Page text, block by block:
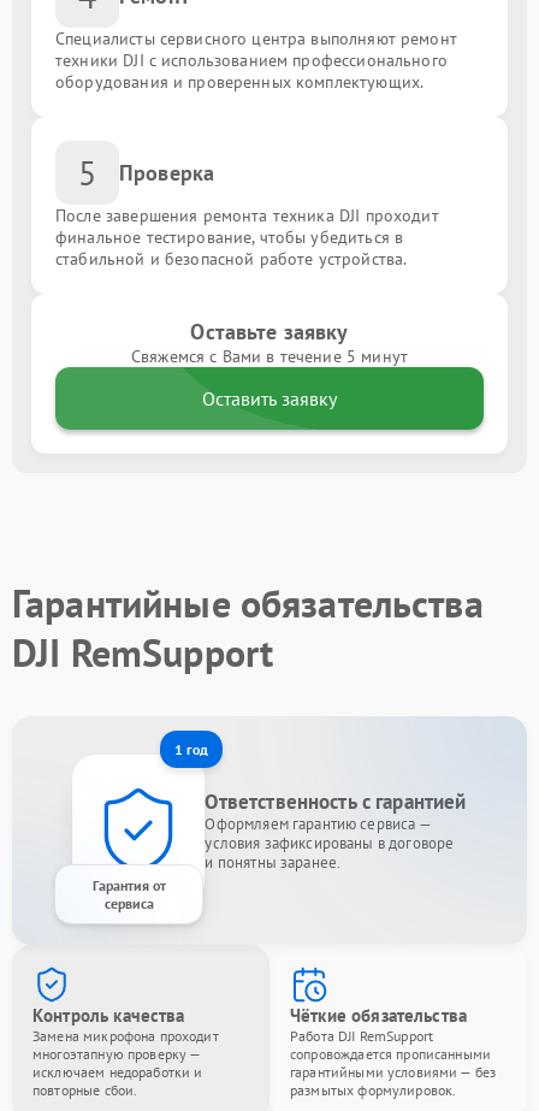
Специалисты сервисного центра выполняют ремонт
техники DJI с использованием профессионального
оборудования и проверенных комплектующих.
5 Проверка
После завершения ремонта техника DJI проходит
финальное тестирование, чтобы убедиться в
стабильной и безопасной работе устройства.
Оставьте заявку
Свяжемся с Вами в течение 5 минут
Оставить заявку
Гарантийные обязательства
DJI RemSupport
1 год
Гарантия от
сервиса
Ответственность с гарантией
Оформляем гарантию сервиса —
условия зафиксированы в договоре
и понятны заранее.
Контроль качества
Замена микрофона проходит
многоэтапную проверку —
исключаем недоработки и
повторные сбои.
Чёткие обязательства
Работа DJI RemSupport
сопровождается прописанными
гарантийными условиями — без
размытых формулировок.